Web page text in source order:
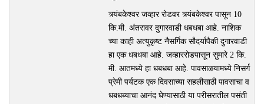
त्र्यंबकेश्वर जव्हार रोडवर त्र्यंबकेश्वर पासून 10
कि.मी. अंतरावर दुगारवाडी धबधबा आहे. नाशिक
च्या काही अत्युकृष्ट नैसर्गिक सौदर्यापैकी दुगारवाडी
हा एक धबधबा आहे. जव्हाररोडपासून सुमारे 2 कि.
मी. आतमध्ये हा धबधबा आहे. पावसाळयामध्ये निसर्ग
प्रेमी पर्यटक एक दिवसाच्या सहलीसाठी पावसाचा व
धबधब्याचा आनंद घेण्यासाठी या परीसरातील पसंती